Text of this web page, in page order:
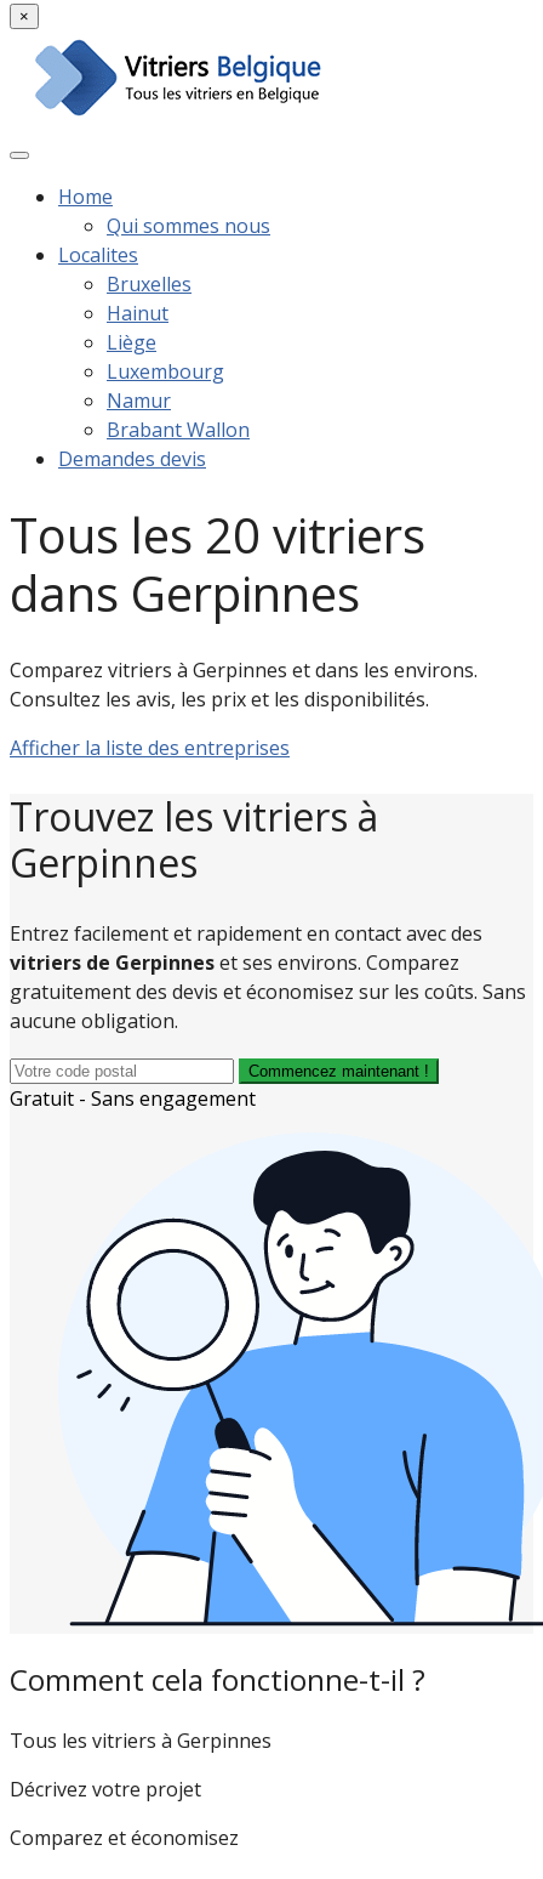
×
Home
Qui sommes nous
Localites
Bruxelles
Hainut
Liège
Luxembourg
Namur
Brabant Wallon
Demandes devis
Tous les 20 vitriers
dans Gerpinnes
Comparez vitriers à Gerpinnes et dans les environs.
Consultez les avis, les prix et les disponibilités.
Afficher la liste des entreprises
Trouvez les vitriers à
Gerpinnes
Entrez facilement et rapidement en contact avec des
vitriers de Gerpinneset ses environs. Comparez
gratuitement des devis et économisez sur les coûts. Sans
aucune obligation.
Commencez maintenant !
Gratuit - Sans engagement
Comment cela fonctionne-t-il ?
Tous les vitriers à Gerpinnes
Décrivez votre projet
Comparez et économisez